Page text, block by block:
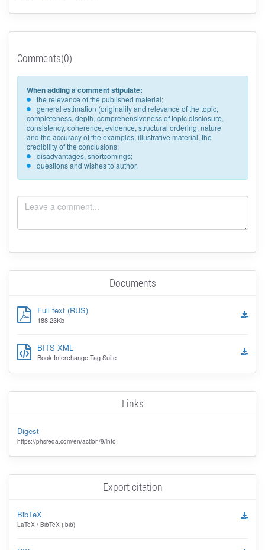
Comments(0)
When adding a comment stipulate:
the relevance of the published material;
general estimation (originality and relevance of the topic,
completeness, depth, comprehensiveness of topic disclosure,
consistency, coherence, evidence, structural ordering, nature
and the accuracy of the examples, illustrative material, the
credibility of the conclusions;
disadvantages, shortcomings;
questions and wishes to author.
Documents
Full text (RUS)
188.23Kb
BITS XML
Book Interchange Tag Suite
Links
Digest
https://phsreda.com/en/action/9/info
Export citation
BibTeX
LaTeX / BibTeX (.bib)